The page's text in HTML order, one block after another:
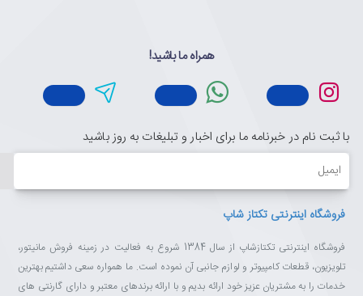
همراه ما باشید!
با ثبت نام در خبرنامه ما برای اخبار و تبلیغات به روز باشید
ایمیل
فروشگاه اینترنتی تکتاز شاپ
فروشگاه اینترنتی تکتازشاپ از سال 1384 شروع به فعالیت در زمینه فروش مانیتور،
تلویزیون، قطعات کامپیوتر و لوازم جانبی آن نموده است. ما همواره سعی داشتیم بهترین
خدمات را به مشتریان عزیز خود ارائه بدیم و با ارائه برندهای معتبر و دارای گارنتی های